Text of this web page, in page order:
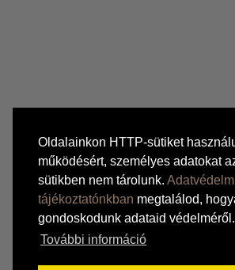
Oldalainkon HTTP-sütiket
működésért, személyes adatokat
sütikben nem tárolunk.
tájékoztatónkban megtalálod,
gondoskodunk adataid védelméről.
További információ